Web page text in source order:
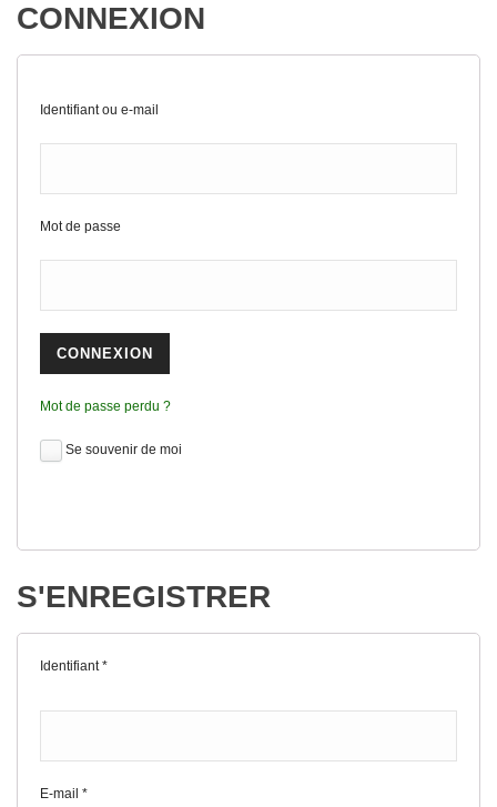
CONNEXION
Identifiant ou e-mail
Mot de passe
Mot de passe perdu ?
Se souvenir de moi
S'ENREGISTRER
Identifiant*
E-mail *